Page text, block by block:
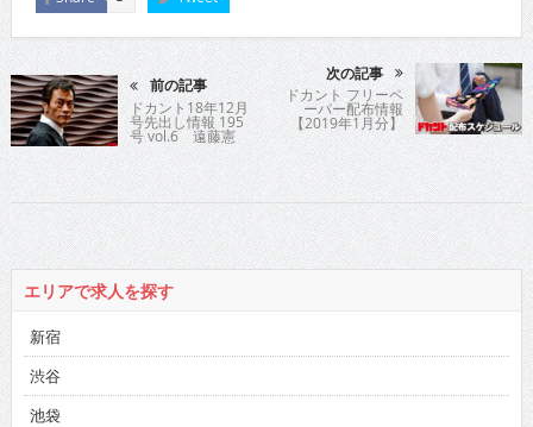
前の記事
ドカント18年12月
号先出し情報 195
号 vol.6 遠藤憲
一
次の記事
ドカント フリーペ
ーパー配布情報
【2019年1月分】
エリアで求人を探す
新宿
渋谷
池袋